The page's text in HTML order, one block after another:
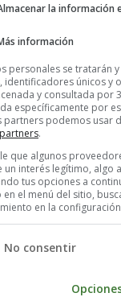
la información
información
personales se tratarán
identificadores únicos y
y consultada por
específicamente por
partners podemos usar
.
que algunos
un interés legítimo, algo
tus opciones a
en el menú del sitio,
en la
No consentir